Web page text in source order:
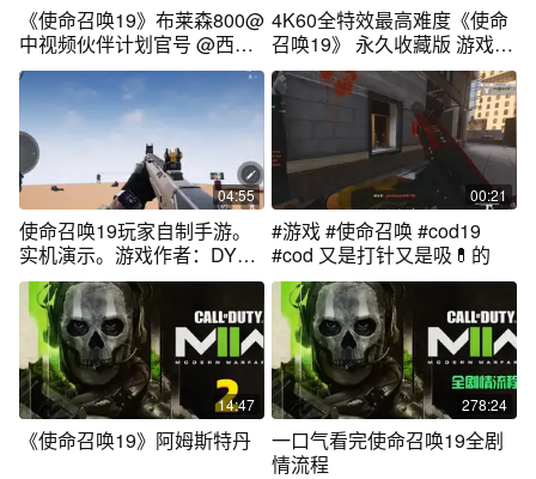
《使命召唤19》布莱森800@
中视频伙伴计划官号 @西瓜
视频
4K60全特效最高难度《使命
召唤19》 永久收藏版 游戏电
影
04:55
使命召唤19玩家自制手游。
实机演示。游戏作者：DY视
觉站
00:21
#游戏 #使命召唤 #cod19
#cod 又是打针又是吸💊的
14:47
《使命召唤19》阿姆斯特丹
278:24
一口气看完使命召唤19全剧
情流程